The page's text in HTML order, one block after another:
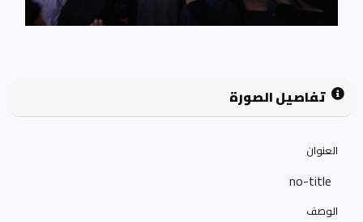
تفاصيل الصورة
العنوان
no-title
الوصف